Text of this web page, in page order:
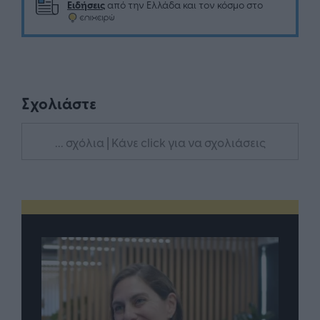
Ειδήσεις από την Ελλάδα και τον κόσμο στο
Σχολιάστε
... σχόλια | Κάνε click για να σχολιάσεις